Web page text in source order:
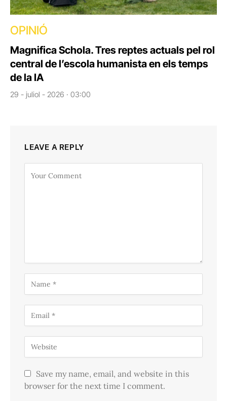
OPINIÓ
Magnifica Schola. Tres reptes actuals pel rol
central de l’escola humanista en els temps
de la IA
29 - juliol - 2026 · 03:00
LEAVE A REPLY
Save my name, email, and website in this
browser for the next time I comment.